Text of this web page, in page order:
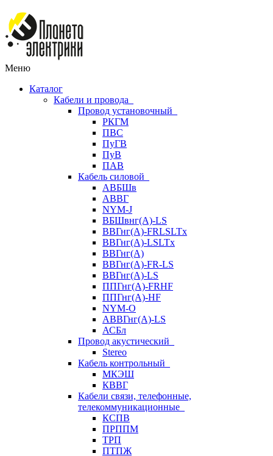
Меню
Каталог
Кабели и провода
Провод установочный
РКГМ
ПВС
ПуГВ
ПуВ
ПАВ
Кабель силовой
АВБШв
АВВГ
NYM-J
ВБШвнг(А)-LS
ВВГнг(A)-FRLSLTx
ВВГнг(A)-LSLTx
ВВГнг(А)
ВВГнг(А)-FR-LS
ВВГнг(А)-LS
ППГнг(А)-FRHF
ППГнг(А)-HF
NYM-O
АВВГнг(А)-LS
АСБл
Провод акустический
Stereo
Кабель контрольный
МКЭШ
КВВГ
Кабели связи, телефонные,
телекоммуникационные
КСПВ
ПРППМ
ТРП
ПТПЖ